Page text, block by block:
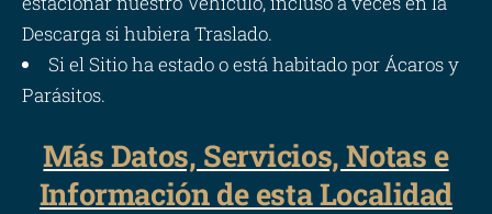
Descarga si hubiera Traslado.
Si el Sitio ha estado o está habitado por Ácaros y
Parásitos.
Más Datos, Servicios, Notas e
Información de esta Localidad